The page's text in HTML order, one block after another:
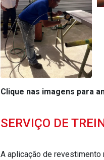
Clique nas imagens para
SERVIÇO DE
A aplicação de revestimento